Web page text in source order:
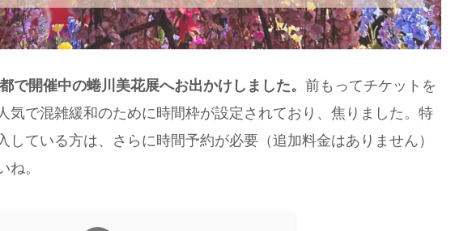
で開催中の蜷川美花展へお出かけしました。 前もってチケットを
気で混雑緩和のために時間枠が設定されており、焦りました。特
している方は、さらに時間予約が必要（追加料金はありません）
ね。